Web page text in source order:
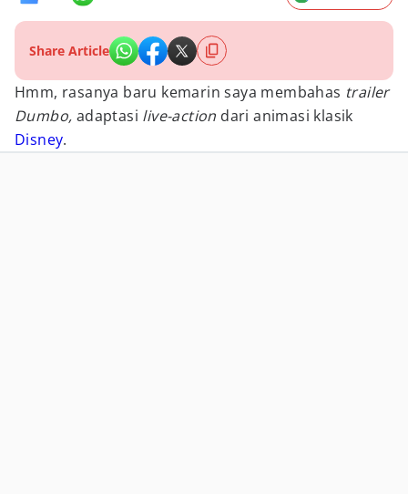
Share Article
Hmm, rasanya baru kemarin saya membahas trailer
Dumbo, adaptasi live-action dari animasi klasik
Disney.